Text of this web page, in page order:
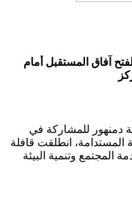
آفاق المستقبل أمام
دمنهور للمشاركة في
المستدامة، انطلقت قافلة
المجتمع وتنمية البيئة